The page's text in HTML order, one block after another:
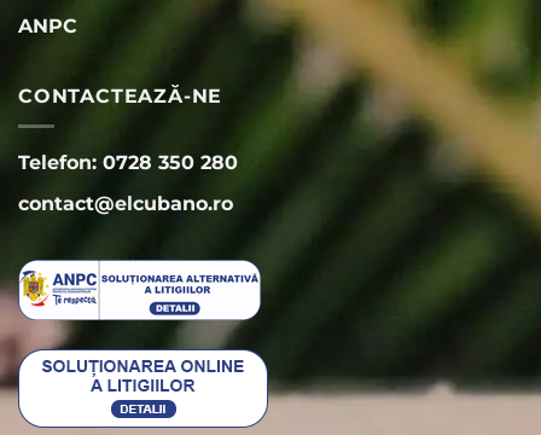
ANPC
CONTACTEAZĂ-NE
Telefon: 0728 350 280
contact@elcubano.ro